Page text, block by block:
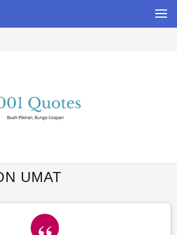
UMAT